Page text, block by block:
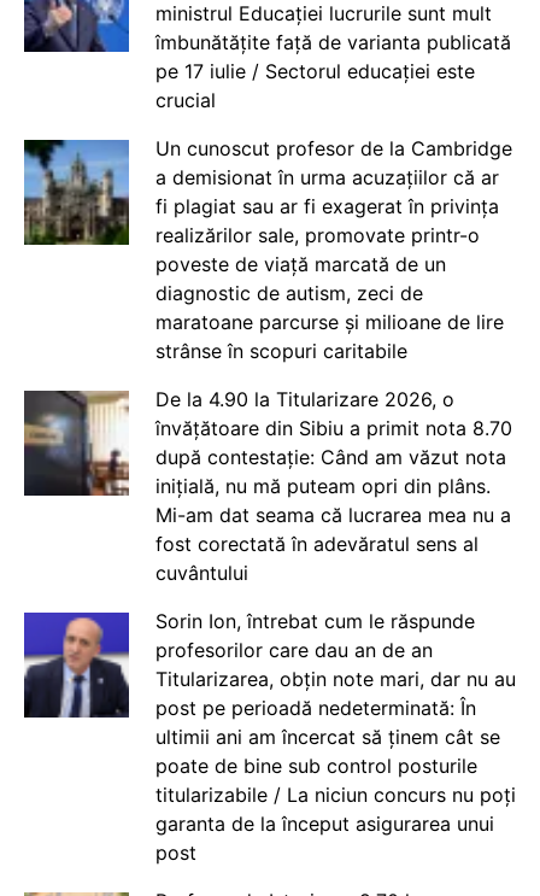
ministrul Educației lucrurile sunt mult
îmbunătățite față de varianta publicată
pe 17 iulie / Sectorul educației este
crucial
Un cunoscut profesor de la Cambridge
a demisionat în urma acuzațiilor că ar
fi plagiat sau ar fi exagerat în privința
realizărilor sale, promovate printr-o
poveste de viață marcată de un
diagnostic de autism, zeci de
maratoane parcurse și milioane de lire
strânse în scopuri caritabile
De la 4.90 la Titularizare 2026, o
învățătoare din Sibiu a primit nota 8.70
după contestație: Când am văzut nota
inițială, nu mă puteam opri din plâns.
Mi-am dat seama că lucrarea mea nu a
fost corectată în adevăratul sens al
cuvântului
Sorin Ion, întrebat cum le răspunde
profesorilor care dau an de an
Titularizarea, obțin note mari, dar nu au
post pe perioadă nedeterminată: În
ultimii ani am încercat să ținem cât se
poate de bine sub control posturile
titularizabile / La niciun concurs nu poți
garanta de la început asigurarea unui
post